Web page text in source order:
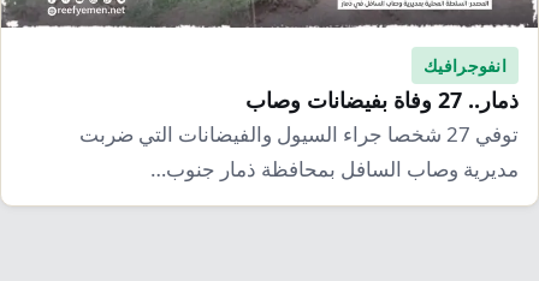
انفوجرافيك
ذمار.. 27 وفاة بفيضانات وصاب
توفي 27 شخصا جراء السيول والفيضانات التي ضربت
مديرية وصاب السافل بمحافظة ذمار جنوب…